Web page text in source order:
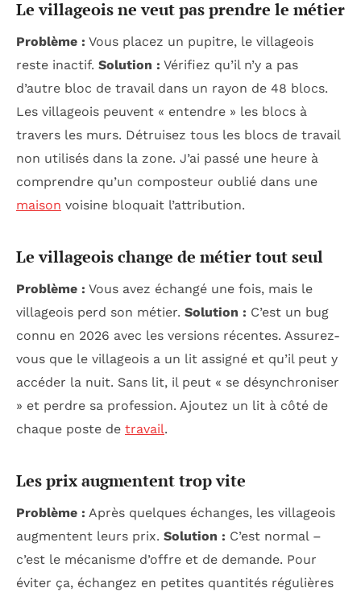
Le villageois ne veut pas prendre le métier
Problème : Vous placez un pupitre, le villageois
reste inactif. Solution : Vérifiez qu’il n’y a pas
d’autre bloc de travail dans un rayon de 48 blocs.
Les villageois peuvent « entendre » les blocs à
travers les murs. Détruisez tous les blocs de travail
non utilisés dans la zone. J’ai passé une heure à
comprendre qu’un composteur oublié dans une
maison voisine bloquait l’attribution.
Le villageois change de métier tout seul
Problème : Vous avez échangé une fois, mais le
villageois perd son métier. Solution : C’est un bug
connu en 2026 avec les versions récentes. Assurez-
vous que le villageois a un lit assigné et qu’il peut y
accéder la nuit. Sans lit, il peut « se désynchroniser
» et perdre sa profession. Ajoutez un lit à côté de
chaque poste de travail.
Les prix augmentent trop vite
Problème : Après quelques échanges, les villageois
augmentent leurs prix. Solution : C’est normal –
c’est le mécanisme d’offre et de demande. Pour
éviter ça, échangez en petites quantités régulières